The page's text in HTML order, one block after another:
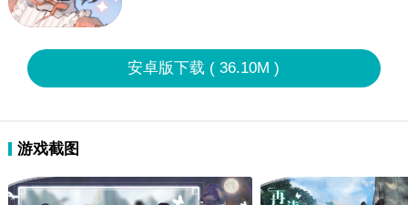
安卓版下载 ( 36.10M )
游戏截图